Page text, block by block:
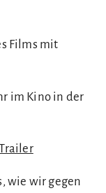
Films mit
im Kino in der
wie wir gegen